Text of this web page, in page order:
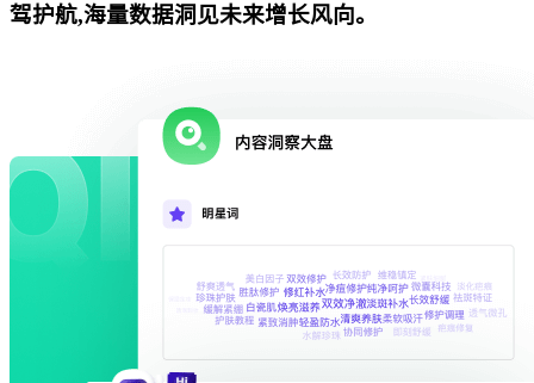
驾护航,海量数据洞见未来增长风向。